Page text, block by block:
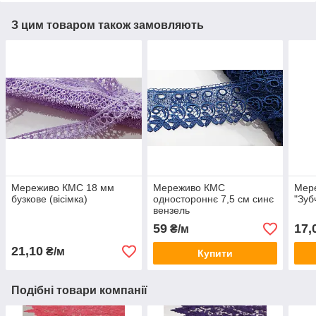
З цим товаром також замовляють
Мереживо КМС 18 мм
бузкове (вісімка)
21,10 ₴/м
Мереживо КМС
одностороннє 7,5 см синє
вензель
59₴/м
Купити
Подібні товари компанії